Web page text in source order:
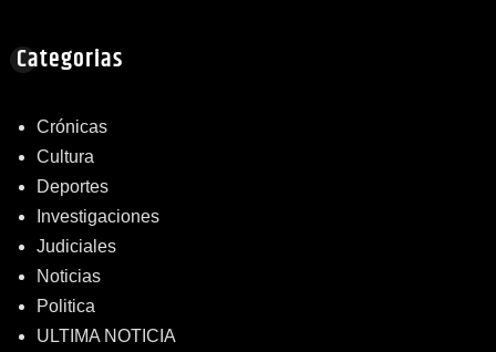
Categorias
Crónicas
Cultura
Deportes
Investigaciones
Judiciales
Noticias
Politica
ULTIMA NOTICIA